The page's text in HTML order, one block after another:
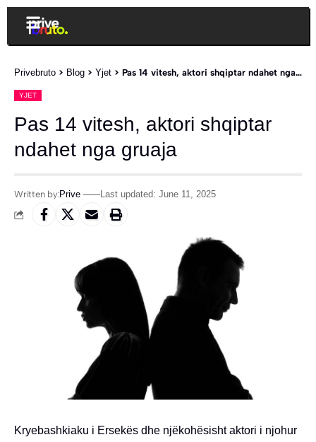
Privebruto > Blog > Yjet > Pas 14 vitesh, aktori shqiptar ndahet nga gruaja
YJET
Pas 14 vitesh, aktori shqiptar
ndahet nga gruaja
Written by:Prive Last updated: June 11, 2025
Kryebashkiaku i Ersekës dhe njëkohësisht aktori i njohur